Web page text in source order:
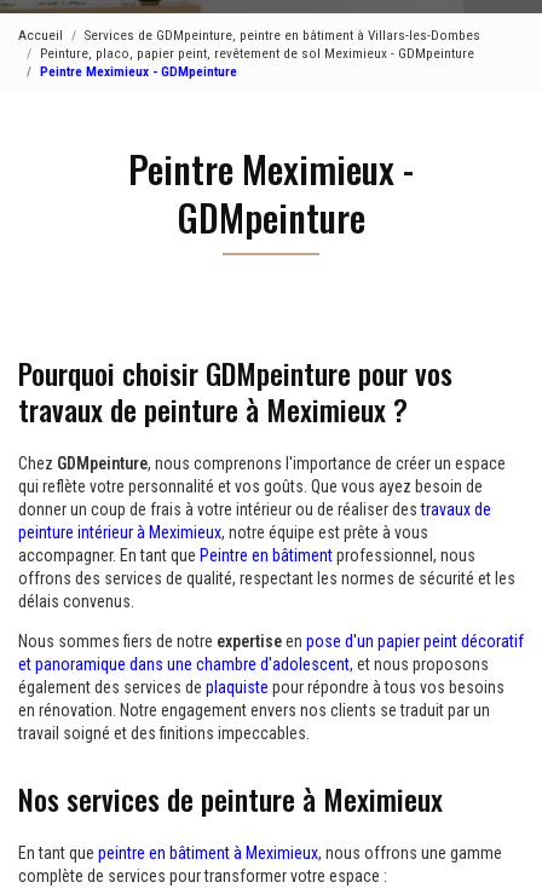
Accueil
Services de GDMpeinture, peintre en bâtiment à Villars-les-Dombes
Peinture, placo, papier peint, revêtement de sol Meximieux - GDMpeinture
Peintre Meximieux - GDMpeinture
Peintre Meximieux -
GDMpeinture
Pourquoi choisir GDMpeinture pour vos
travaux de peinture à Meximieux ?
Chez GDMpeinture, nous comprenons l'importance de créer un espace
qui reflète votre personnalité et vos goûts. Que vous ayez besoin de
donner un coup de frais à votre intérieur ou de réaliser destravaux de
peinture intérieur à Meximieux, notre équipe est prête à vous
accompagner. En tant que Peintre en bâtimentprofessionnel, nous
offrons des services de qualité, respectant les normes de sécurité et les
délais convenus.
Nous sommes fiers de notre expertiseen pose d'un papier peint décoratif
et panoramique dans une chambre d'adolescent, et nous proposons
également des services de plaquiste pour répondre à tous vos besoins
en rénovation. Notre engagement envers nos clients se traduit par un
travail soigné et des finitions impeccables.
Nos services de peinture à Meximieux
En tant que peintre en bâtiment à Meximieux, nous offrons une gamme
complète de services pour transformer votre espace :